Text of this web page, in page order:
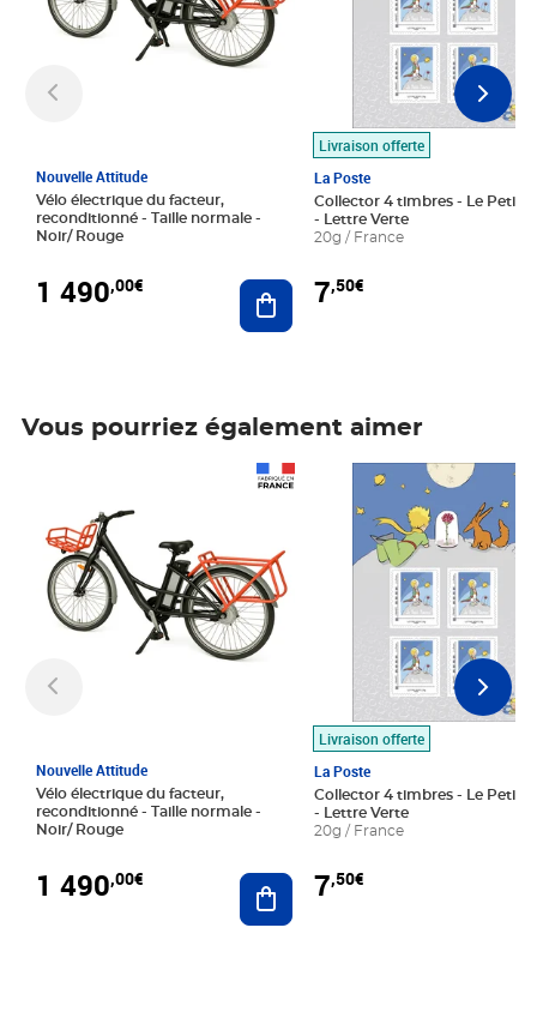
Nouvelle Attitude
Vélo électrique du facteur,
reconditionné - Taille normale -
Noir/ Rouge
1 490,00€ Ajouter au panier
Livraison offerte
La Poste
Collector 4 timbres - Le Petit
- Lettre Verte
20g / France
7,50€
Vous pourriez également aimer
Nouvelle Attitude
Vélo électrique du facteur,
reconditionné - Taille normale -
Noir/ Rouge
1 490,00€ Ajouter au panier
Livraison offerte
La Poste
Collector 4 timbres - Le Petit
- Lettre Verte
20g / France
7,50€
Prix 7,50€